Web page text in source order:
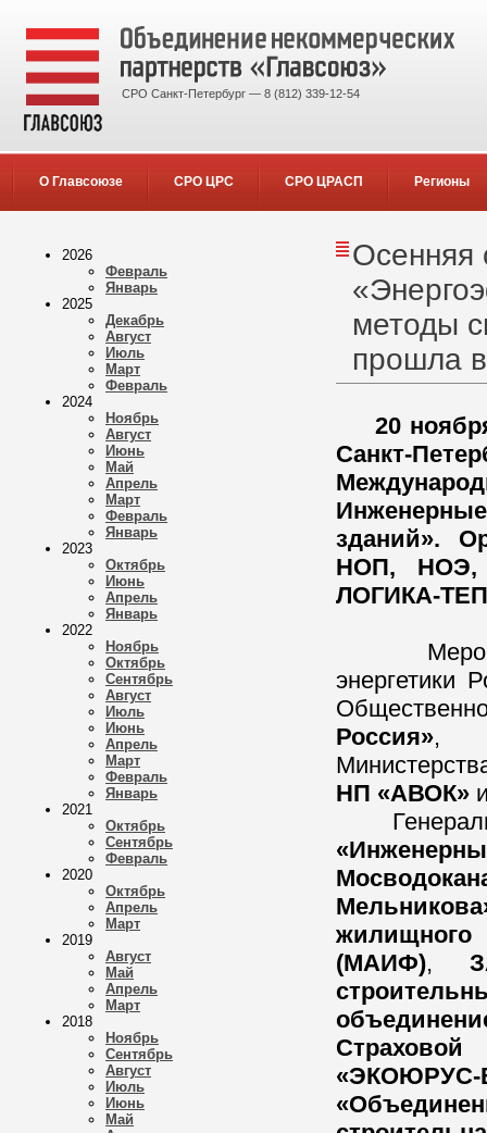
СРО Санкт-Петербург — 8 (812) 339-12-54
О Главсоюзе СРО ЦРС СРО ЦРАСП Регионы
2026
Февраль
Январь
2025
Декабрь
Август
Июль
Март
Февраль
2024
Ноябрь
Август
Июнь
Май
Апрель
Март
Февраль
Январь
2023
Октябрь
Июнь
Апрель
Январь
2022
Ноябрь
Октябрь
Сентябрь
Август
Июль
Июнь
Апрель
Март
Февраль
Январь
2021
Октябрь
Сентябрь
Февраль
2020
Октябрь
Апрель
Март
2019
Август
Май
Апрель
Март
2018
Ноябрь
Сентябрь
Август
Июль
Июнь
Май
Осенняя
методы
прошла
20 ноября
Санкт-
зданий».
НОП, НОЭ,
ЛОГИКА-
энергетики
Россия»,
НП «АВОК»
жилищного
(МАИФ),
«ЭКОЮРУС-